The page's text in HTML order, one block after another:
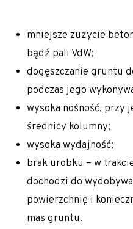
mniejsze zużycie
bądź pali VdW;
dogęszczanie gruntu
podczas jego
wysoka nośność, przy
średnicy kolumny;
wysoka wydajność;
brak urobku – w
dochodzi do
powierzchnię i
mas gruntu.